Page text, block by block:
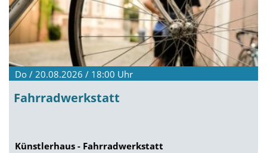
Do / 20.08.2026 / 18:00 Uhr
Fahrradwerkstatt
Künstlerhaus - Fahrradwerkstatt